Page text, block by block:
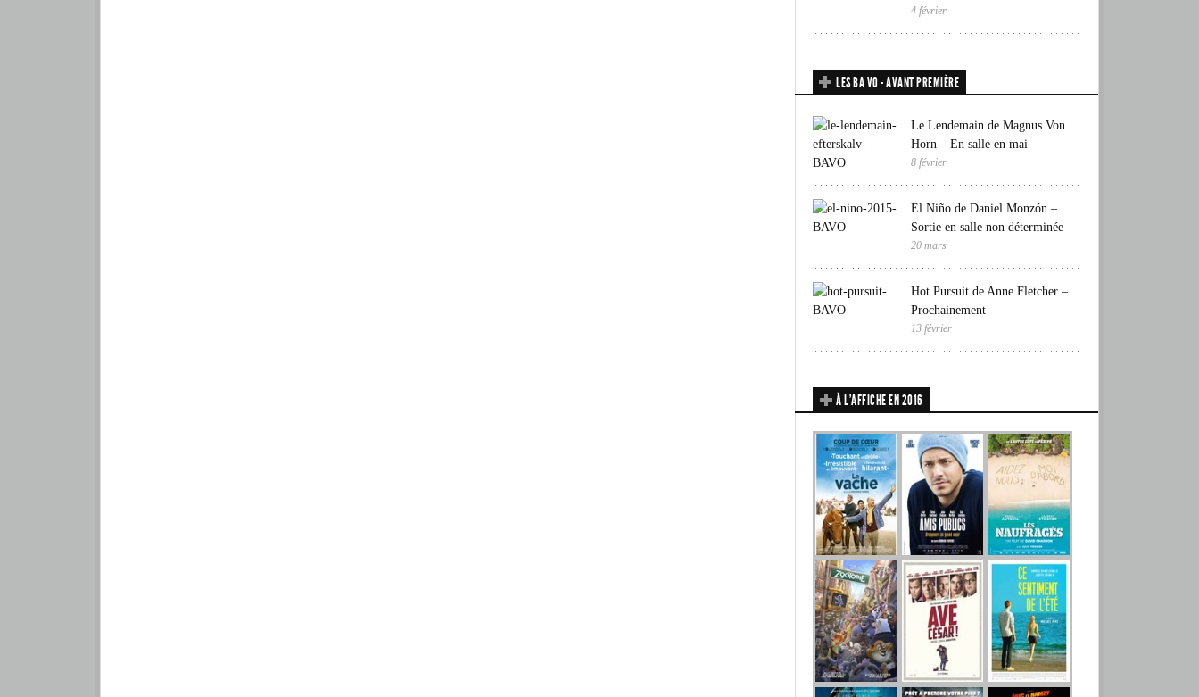
4 février
LES BA VO - AVANT PREMIÈRE
Le Lendemain de Magnus Von
Horn – En salle en mai
8 février
El Niño de Daniel Monzón –
Sortie en salle non déterminée
20 mars
Hot Pursuit de Anne Fletcher –
Prochainement
13 février
À L’AFFICHE EN 2016